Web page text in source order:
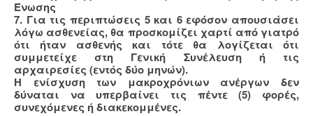
Ένωσης
7. Για τις περιπτώσεις 5 και 6 εφόσον απουσιάσει
λόγω ασθενείας, θα προσκομίζει χαρτί από γιατρό
ότι ήταν ασθενής και τότε θα λογίζεται ότι
συμμετείχε στη Γενική Συνέλευση ή τις
αρχαιρεσίες (εντός δύο μηνών).
Η ενίσχυση των μακροχρόνιων ανέργων δεν
δύναται να υπερβαίνει τις πέντε (5) φορές,
συνεχόμενες ή διακεκομμένες.